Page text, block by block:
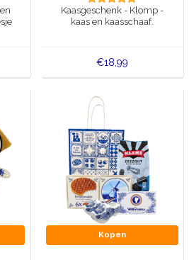
Kaasgeschenk - Klomp -
kaas en kaasschaaf.
€18,99
Kopen